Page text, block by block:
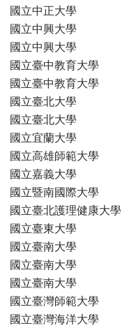
國立中正大學
國立中興大學
國立中興大學
國立臺中教育大學
國立臺中教育大學
國立臺北大學
國立臺北大學
國立宜蘭大學
國立高雄師範大學
國立嘉義大學
國立暨南國際大學
國立臺北護理健康大學
國立臺東大學
國立臺南大學
國立臺南大學
國立臺南大學
國立臺灣師範大學
國立臺灣海洋大學